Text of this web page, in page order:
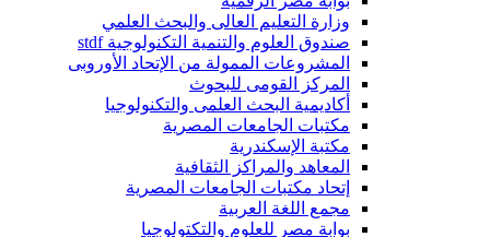
وزارة التعليم العالى والبحث العلمي
صندوق العلوم والتنمية التكنولوجية stdf
المشروعات الممولة من الإتحاد الأوروبى
المركز القومى للبحوث
أكاديمية البحث العلمى والتكنولوجيا
مكتبات الجامعات المصرية
مكتبة الإسكندرية
المعاهد والمراكز الثقافية
إتحاد مكتبات الجامعات المصرية
مجمع اللغة العربية
بوابة مصر للعلوم والتكتولوجيا